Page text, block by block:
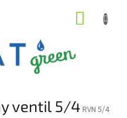
ventil 5/4 RVN 5/4